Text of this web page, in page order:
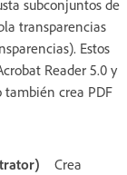
subconjuntos de
transparencias
Estos
Reader 5.0 y
también crea PDF
Crea